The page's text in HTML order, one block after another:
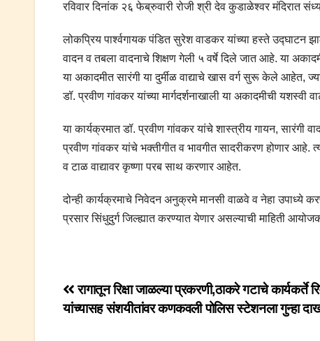
रविवार दिनांक २६ फेब्रुवारी रोजी श्री देव कुडाळेश्वर मंदिरात
लोकप्रिय पार्श्वगायक पंडित सुरेश वाडकर यांच्या हस्ते उद्घाटन
वादन व तबला वादनाचे शिक्षण गेली ५ वर्षे दिले जात आहे. या
या अकादमीत सारंगी या दुर्मीळ वाद्याचे खास वर्ग सुरू केले आहेत,
डॉ. प्रवीण गांवकर यांच्या मार्गदर्शनाखाली या अकादमीची यशस्वी
या कार्यक्रमात डॉ. प्रवीण गांवकर यांचे शास्त्रीय गायन, सारंगी
प्रवीण गांवकर यांचे भक्तीगीत व भावगीत सादरीकरण होणार आहे.
व टाळ वाद्यावर कृष्णा परब साथ करणार आहेत.
दोन्ही कार्यक्रमाचे निवेदन अनुक्रमे मानसी वाळवे व नेहा उपाध्ये
प्रसार सिंधुदुर्ग जिल्ह्यात करण्यात येणार असल्याची माहिती
Post
navigation
रागातून रिक्षा जाळल्या प्रकरणी,ठाकरे गटाचे कार्यकर्ते
यांच्यासह संशयीतांवर कणकवली पोलिस स्टेशनला गुन्हा